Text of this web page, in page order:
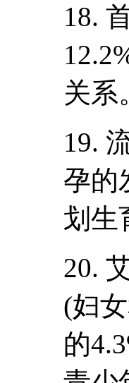
18.
关系
19.
孕的
划生
20.
(妇
的